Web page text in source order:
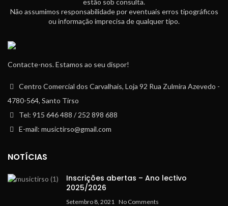
estão sob consulta.
Não assumimos responsabilidade por eventuais erros tipográficos
ou informação imprecisa de qualquer tipo.
Contacte-nos. Estamos ao seu dispor!
Centro Comercial dos Carvalhais, Loja 92 Rua Zulmira Azevedo -
4780-564, Santo Tirso
Tel: 915 646 488 / 252 898 688
E-mail: musictirso@gmail.com
NOTÍCIAS
Inscrições abertas – Ano lectivo
2025/2026
Setembro 8, 2021 No Comments